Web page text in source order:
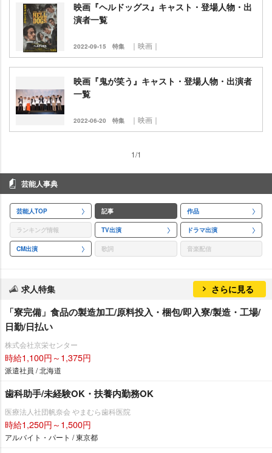
映画『ヘルドッグス』キャスト・登場人物・出
演者一覧
2022-09-15 特集 ｜映画｜
映画『鬼が笑う』キャスト・登場人物・出演者
一覧
2022-06-20 特集 ｜映画｜
1/1
芸能人事典
芸能人TOP 記事 作品
ランキング情報 TV出演 ドラマ出演
CM出演 歌詞 音楽配信
求人特集 さらに見る
「寮完備」食品の製造加工/原料投入・梱包/即入寮/製造・工場/
日勤/日払い
株式会社京栄センター
時給1,100円～1,375円
派遣社員 / 北海道
歯科助手/未経験OK・扶養内勤務OK
医療法人社団帆奈会 やまむら歯科医院
時給1,250円～1,500円
アルバイト・パート / 東京都